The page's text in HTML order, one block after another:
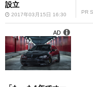
設立
2017年03月15日 16:30 PR
AD